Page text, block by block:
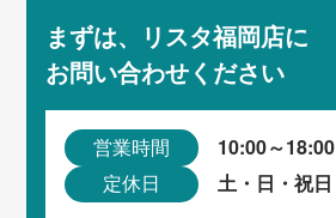
まずは、リスタ福岡店に
お問い合わせください
営業時間 10:00～18:00
定休日 土・日・祝日